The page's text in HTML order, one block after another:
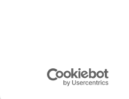
Wees de eerste